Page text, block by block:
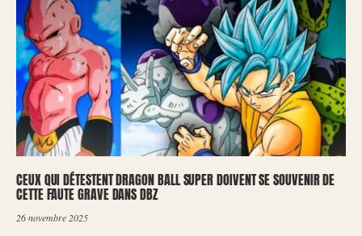
CEUX QUI DÉTESTENT DRAGON BALL SUPER DOIVENT SE SOUVENIR DE
CETTE FAUTE GRAVE DANS DBZ
26 novembre 2025